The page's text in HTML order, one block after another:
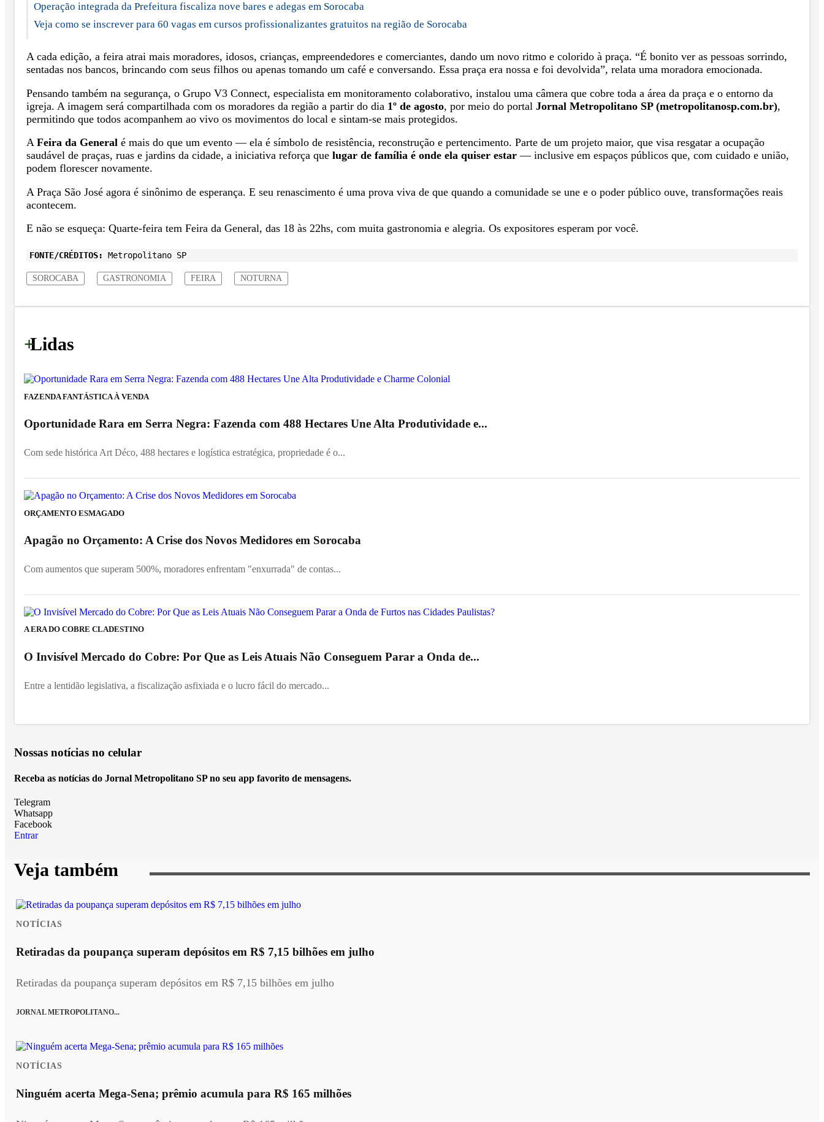
Operação integrada da Prefeitura fiscaliza nove bares e adegas em Sorocaba
Veja como se inscrever para 60 vagas em cursos profissionalizantes gratuitos na região de Sorocaba
A cada edição, a feira atrai mais moradores, idosos, crianças, empreendedores e comerciantes, dando um novo ritmo e colorido à praça. “É bonito ver as pessoas sorrindo,
sentadas nos bancos, brincando com seus filhos ou apenas tomando um café e conversando. Essa praça era nossa e foi devolvida”, relata uma moradora emocionada.
Pensando também na segurança, o Grupo V3 Connect, especialista em monitoramento colaborativo, instalou uma câmera que cobre toda a área da praça e o entorno da
igreja. A imagem será compartilhada com os moradores da região a partir do dia 1º de agosto, por meio do portal Jornal Metropolitano SP (metropolitanosp.com.br),
permitindo que todos acompanhem ao vivo os movimentos do local e sintam-se mais protegidos.
A Feira da General é mais do que um evento — ela é símbolo de resistência, reconstrução e pertencimento. Parte de um projeto maior, que visa resgatar a ocupação
saudável de praças, ruas e jardins da cidade, a iniciativa reforça que lugar de família é onde ela quiser estar — inclusive em espaços públicos que, com cuidado e união,
podem florescer novamente.
A Praça São José agora é sinônimo de esperança. E seu renascimento é uma prova viva de que quando a comunidade se une e o poder público ouve, transformações reais
acontecem.
E não se esqueça: Quarte-feira tem Feira da General, das 18 às 22hs, com muita gastronomia e alegria. Os expositores esperam por você.
FONTE/CRÉDITOS: Metropolitano SP
SOROCABA GASTRONOMIA FEIRA NOTURNA
+
Lidas
FAZENDA FANTÁSTICA À VENDA
Oportunidade Rara em Serra Negra: Fazenda com 488 Hectares Une Alta Produtividade e...
Com sede histórica Art Déco, 488 hectares e logística estratégica, propriedade é o...
ORÇAMENTO ESMAGADO
Apagão no Orçamento: A Crise dos Novos Medidores em Sorocaba
Com aumentos que superam 500%, moradores enfrentam "enxurrada" de contas...
A ERA DO COBRE CLADESTINO
O Invisível Mercado do Cobre: Por Que as Leis Atuais Não Conseguem Parar a Onda de...
Entre a lentidão legislativa, a fiscalização asfixiada e o lucro fácil do mercado...
Nossas notícias no celular
Receba as notícias do Jornal Metropolitano SP no seu app favorito de mensagens.
Telegram
Whatsapp
Facebook
Entrar
Veja também
NOTÍCIAS
Retiradas da poupança superam depósitos em R$ 7,15 bilhões em julho
Retiradas da poupança superam depósitos em R$ 7,15 bilhões em julho
JORNAL METROPOLITANO...
NOTÍCIAS
Ninguém acerta Mega-Sena; prêmio acumula para R$ 165 milhões